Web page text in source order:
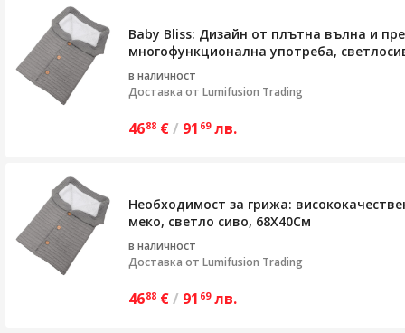
Baby Bliss: Дизайн от плътна вълна и
многофункционална употреба,
в наличност
Доставка от Lumifusion Trading
4688 €/ 91 69 лв.
Необходимост за грижа:
меко, светло сиво, 68X40См
в наличност
Доставка от Lumifusion Trading
4688 €/ 91 69 лв.